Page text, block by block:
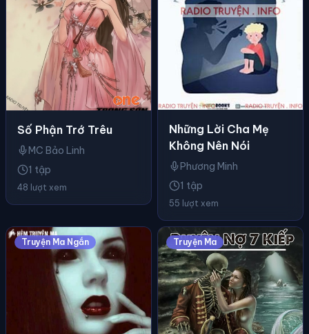
Số Phận Trớ Trêu
MC Bảo Linh
1 tập
48 lượt xem
Những Lời Cha Mẹ
Không Nên Nói
Phương Minh
1 tập
55 lượt xem
Truyện Ma Ngắn Truyện Ma